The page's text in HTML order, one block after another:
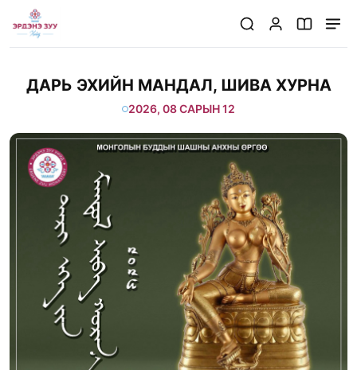
ДАРЬ ЭХИЙН МАНДАЛ, ШИВА ХУРНА
2026, 08 САРЫН 12
/huralt/20260812/dari-ehiin-mandal-shiva-hurna-10